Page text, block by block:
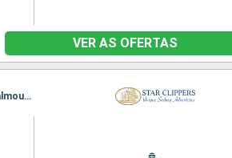
VER AS OFERTAS
Itinerário : Philippsburg, Charlestown, Cabrits, Terre de Haut - Ilha dos Santos, Deshaies, Falmouth, Basseterre (St Kitts), South Friar s (praia), Philippsburg